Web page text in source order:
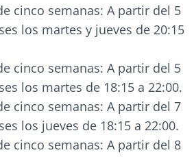
cinco semanas: A partir del 5
los martes y jueves de 20:15
cinco semanas: A partir del 5
los martes de 18:15 a 22:00.
cinco semanas: A partir del 7
los jueves de 18:15 a 22:00.
cinco semanas: A partir del 8